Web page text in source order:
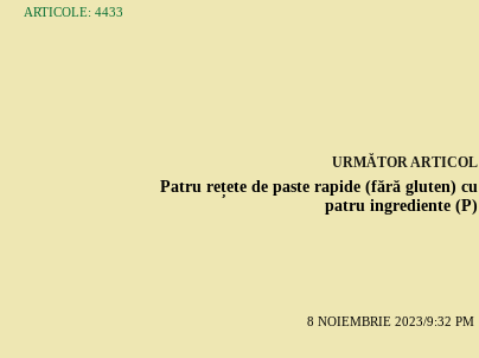
ARTICOLE: 4433
URMĂTOR ARTICOL
Patru rețete de paste rapide (fără gluten) cu
patru ingrediente (P)
8 NOIEMBRIE 2023/9:32 PM